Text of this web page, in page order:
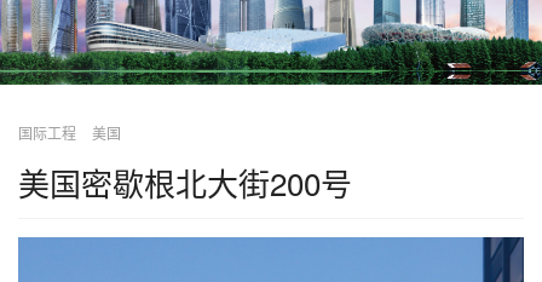
国际工程 美国
美国密歇根北大街200号